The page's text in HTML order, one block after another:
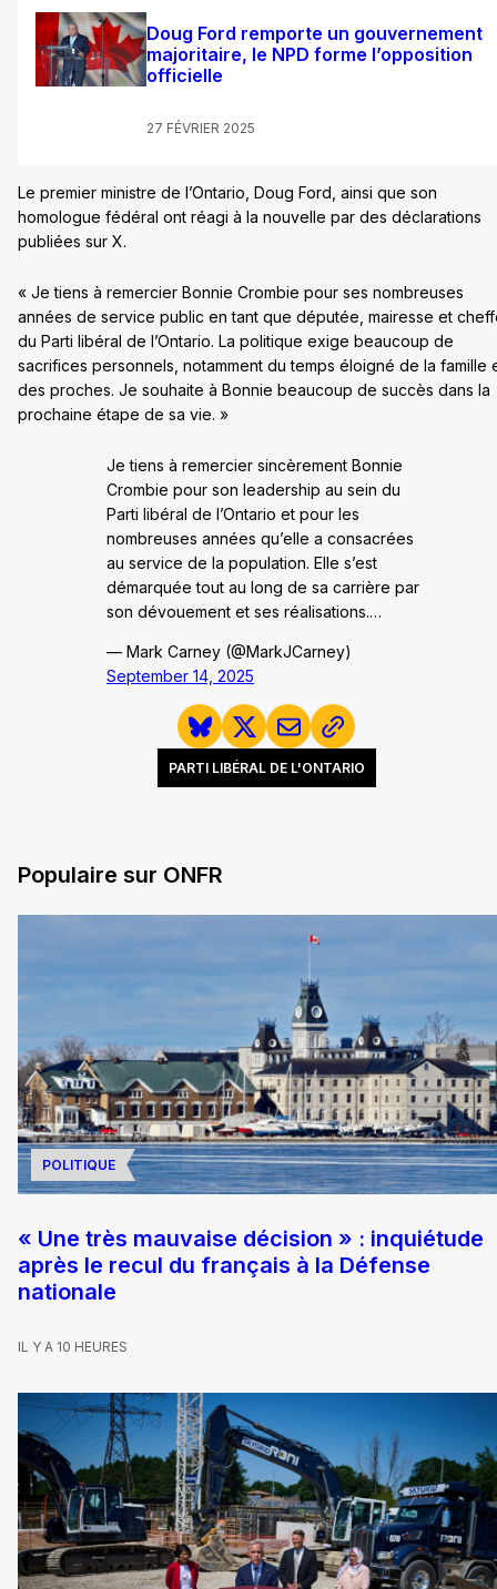
Doug Ford remporte un gouvernement
majoritaire, le NPD forme l’opposition
officielle
27 FÉVRIER 2025
Le premier ministre de l’Ontario, Doug Ford, ainsi que son
homologue fédéral ont réagi à la nouvelle par des déclarations
publiées sur X.
« Je tiens à remercier Bonnie Crombie pour ses nombreuses
années de service public en tant que députée, mairesse et
du Parti libéral de l’Ontario. La politique exige beaucoup de
sacrifices personnels, notamment du temps éloigné de la famille
des proches. Je souhaite à Bonnie beaucoup de succès dans la
prochaine étape de sa vie. »
Je tiens à remercier sincèrement Bonnie
Crombie pour son leadership au sein du
Parti libéral de l’Ontario et pour les
nombreuses années qu’elle a consacrées
au service de la population. Elle s’est
démarquée tout au long de sa carrière par
son dévouement et ses réalisations.…
— Mark Carney (@MarkJCarney)
September 14, 2025
PARTI LIBÉRAL DE L'ONTARIO
Populaire sur ONFR
POLITIQUE
« Une très mauvaise décision » : inquiétude
après le recul du français à la Défense
nationale
IL Y A 10 HEURES